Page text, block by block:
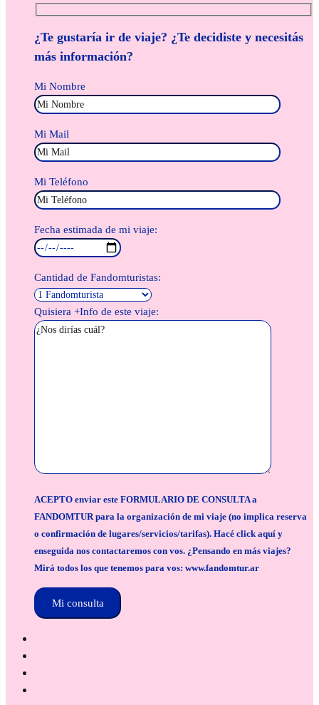
¿Te gustaría ir de viaje? ¿Te decidiste y necesitás
más información?
Mi Nombre
Mi Mail
Mi Teléfono
Fecha estimada de mi viaje:
Cantidad de Fandomturistas:
Quisiera +Info de este viaje:
ACEPTO enviar este FORMULARIO DE CONSULTA a
FANDOMTUR para la organización de mi viaje (no implica reserva
o confirmación de lugares/servicios/tarifas). Hacé click aquí y
enseguida nos contactaremos con vos. ¿Pensando en más viajes?
Mirá todos los que tenemos para vos: www.fandomtur.ar